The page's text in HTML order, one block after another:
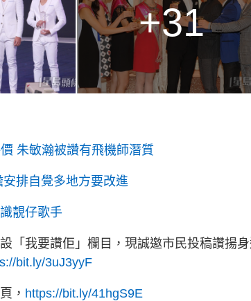
+31
朱敏瀚被讚有飛機師潛質
排自覺多地方要改進
靚仔歌手
「我要讚佢」欄目，現誠邀市民投稿讚揚
bit.ly/3uJ3yyF
， https://bit.ly/41hgS9E